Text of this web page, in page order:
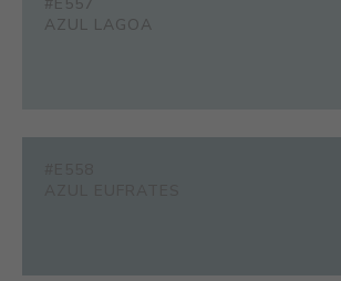
AZUL LAGOA